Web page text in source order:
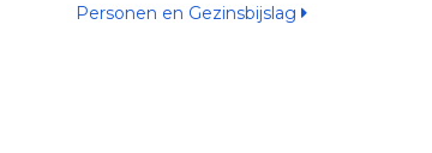
Personen en Gezinsbijslag